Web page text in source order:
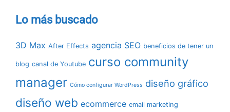
Lo más buscado
3D Max After Effects agencia SEO beneficios de tener un
blog canal de Youtube curso community
manager Cómo configurar WordPress diseño gráfico
diseño web ecommerce email marketing